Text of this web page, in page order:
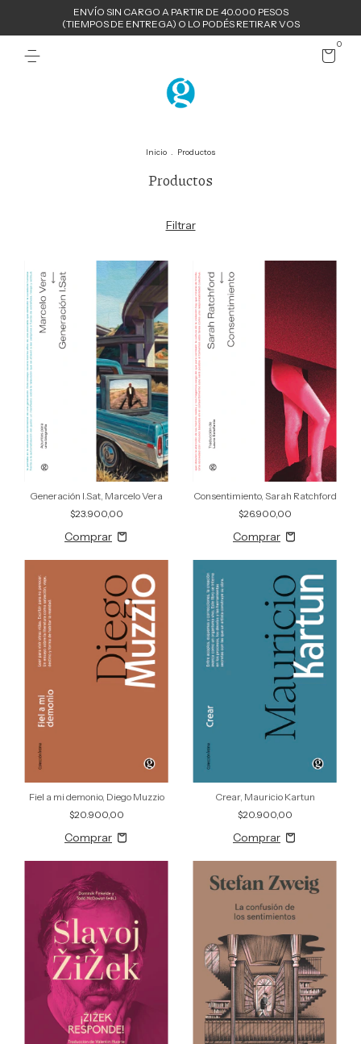
ENVÍO SIN CARGO A PARTIR DE 40.000 PESOS
(TIEMPOS DE ENTREGA) O LO PODÉS RETIRAR VOS
0
Inicio . Productos
Productos
Filtrar
Generación I.Sat, Marcelo Vera
$23.900,00
Consentimiento, Sarah Ratchford
$26.900,00
Fiel a mi demonio, Diego Muzzio
$20.900,00
Crear, Mauricio Kartun
$20.900,00